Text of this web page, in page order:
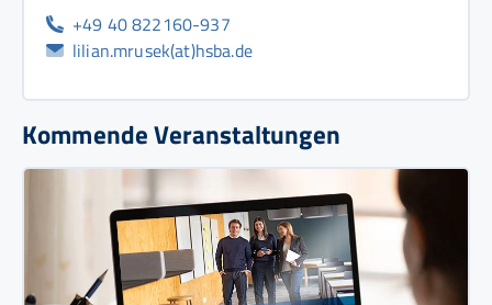
+49 40 822160-937
lilian.mrusek(at)hsba.de
Kommende Veranstaltungen